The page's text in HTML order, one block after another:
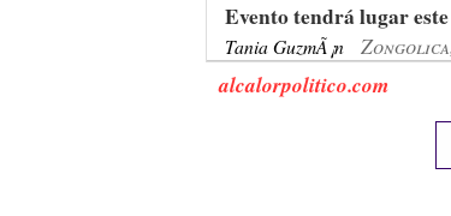
Evento tendrá lugar
Tania GuzmÃ¡n
alcalorpolitico.com